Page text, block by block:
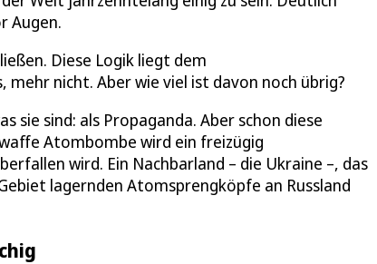
Augen.
Diese Logik liegt dem
nicht. Aber wie viel ist davon noch übrig?
sie sind: als Propaganda. Aber schon diese
Atombombe wird ein freizügig
wird. Ein Nachbarland – die Ukraine –, das
lagernden Atomsprengköpfe an Russland